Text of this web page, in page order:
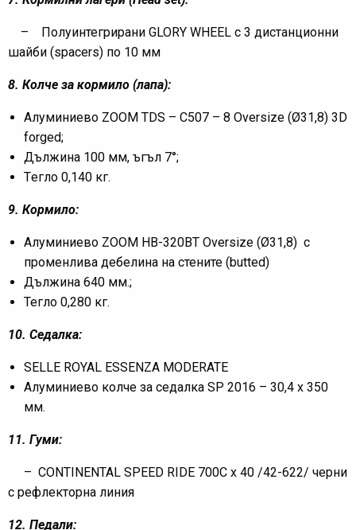
– Полуинтегрирани GLORY WHEEL с 3 дистанционни
шайби (spacers) по 10 мм
8. Колче за кормило (лапа):
Алуминиево ZOOM TDS – C507 – 8 Oversize (Ø31,8) 3D
forged;
Дължина 100 мм, ъгъл 7°;
Tегло 0,140 кг.
9. Кормило:
Алуминиево ZOOM HB-320BT Oversize (Ø31,8) с
променлива дебелина на стените (butted)
Дължина 640 мм.;
Тегло 0,280 кг.
10. Седалка:
SELLE ROYAL ESSENZA MODERATE
Алуминиево колче за седалка SP 2016 – 30,4 х 350
мм.
11. Гуми:
– CONTINENTAL SPEED RIDE 700C x 40 /42-622/ черни
с рефлекторна линия
12. Педали: